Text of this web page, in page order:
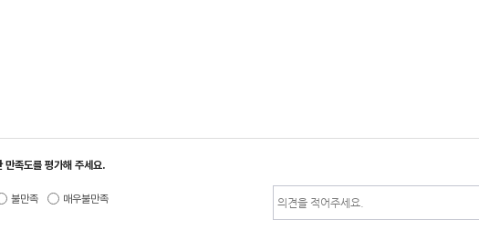
만족도를 평가해 주세요.
불만족 매우불만족